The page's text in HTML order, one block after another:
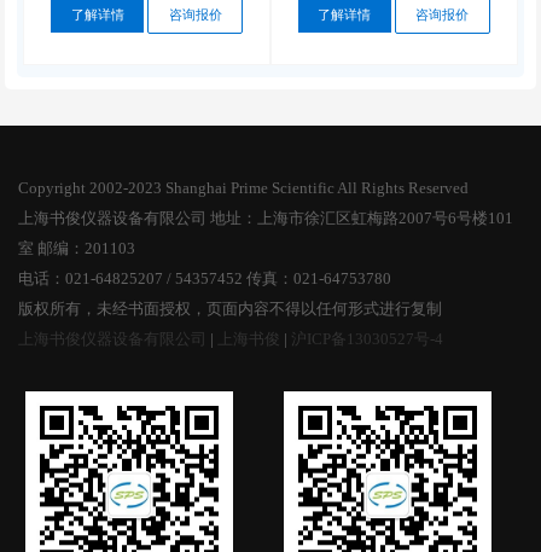
了解详情 咨询报价 了解详情 咨询报价
Copyright 2002-2023 Shanghai Prime Scientific All Rights Reserved
上海书俊仪器设备有限公司 地址：上海市徐汇区虹梅路2007号6号楼101
室 邮编：201103
电话：021-64825207 / 54357452 传真：021-64753780
版权所有，未经书面授权，页面内容不得以任何形式进行复制
上海书俊仪器设备有限公司
上海书俊 沪ICP备13030527号-4